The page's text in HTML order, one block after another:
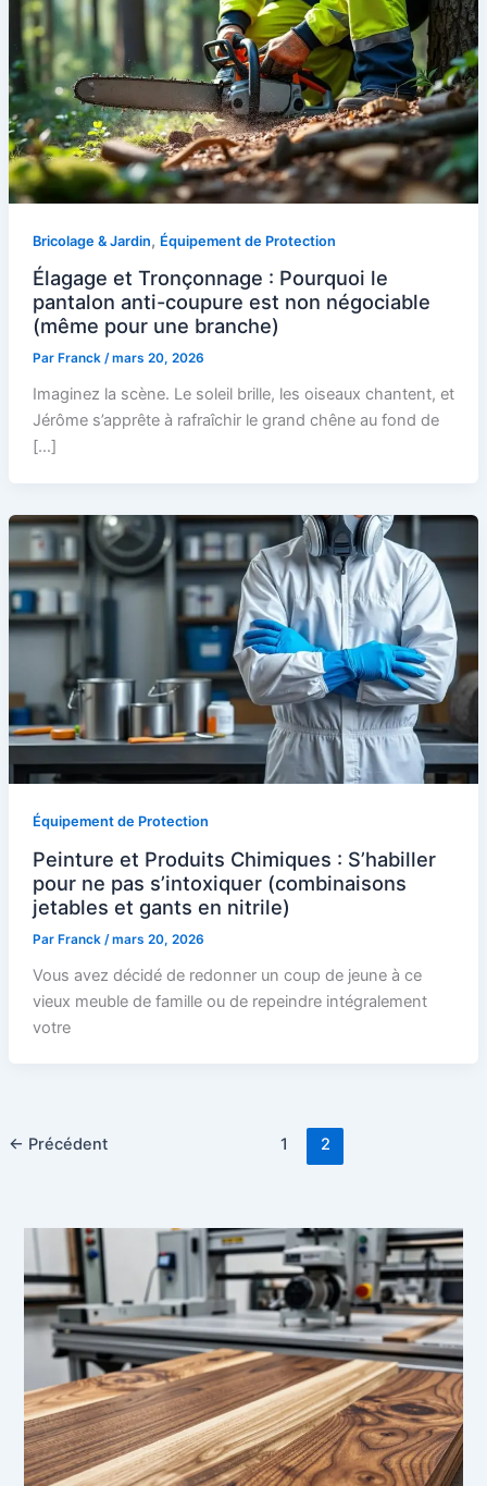
Bricolage & Jardin, Équipement de Protection
Élagage et Tronçonnage : Pourquoi le
pantalon anti-coupure est non négociable
(même pour une branche)
Par Franck /mars 20, 2026
Imaginez la scène. Le soleil brille, les oiseaux chantent, et
Jérôme s’apprête à rafraîchir le grand chêne au fond de
[…]
Équipement de Protection
Peinture et Produits Chimiques : S’habiller
pour ne pas s’intoxiquer (combinaisons
jetables et gants en nitrile)
Par Franck /mars 20, 2026
Vous avez décidé de redonner un coup de jeune à ce
vieux meuble de famille ou de repeindre intégralement
votre
← Précédent 1 2